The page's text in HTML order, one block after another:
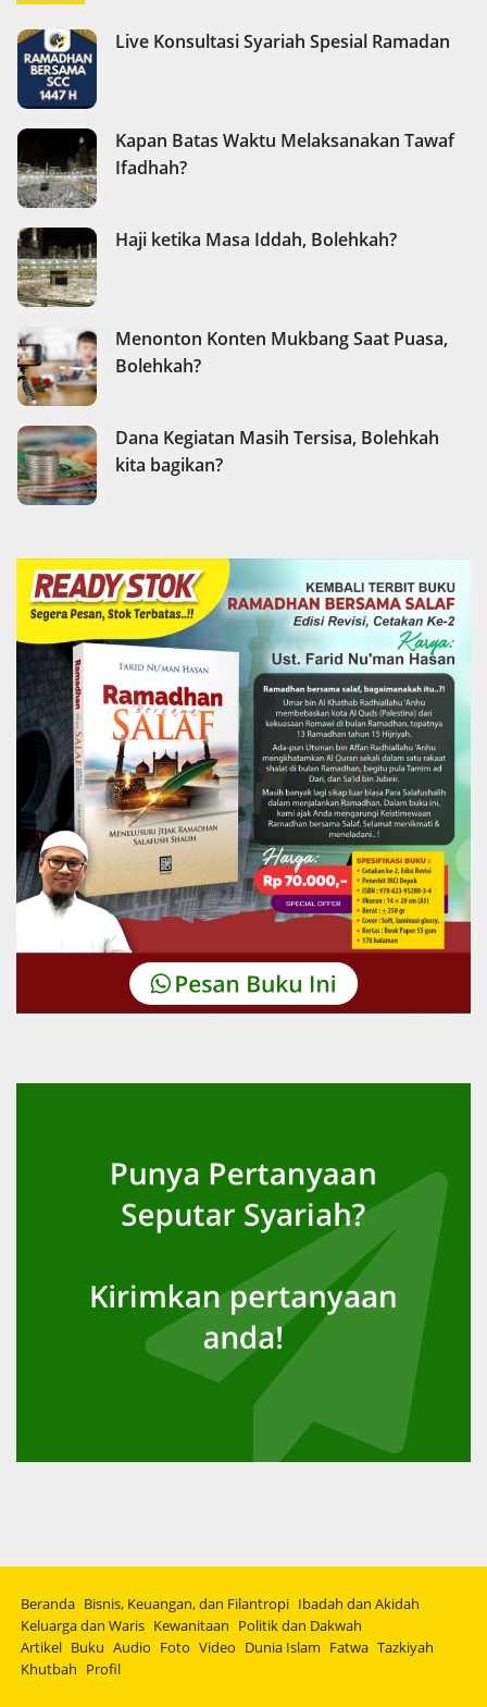
Live Konsultasi Syariah Spesial Ramadan
Kapan Batas Waktu Melaksanakan Tawaf
Ifadhah?
Haji ketika Masa Iddah, Bolehkah?
Menonton Konten Mukbang Saat Puasa,
Bolehkah?
Dana Kegiatan Masih Tersisa, Bolehkah
kita bagikan?
Beranda Bisnis, Keuangan, dan Filantropi Ibadah dan Akidah
Keluarga dan Waris Kewanitaan Politik dan Dakwah
Artikel Buku Audio Foto Video Dunia Islam Fatwa Tazkiyah
Khutbah Profil